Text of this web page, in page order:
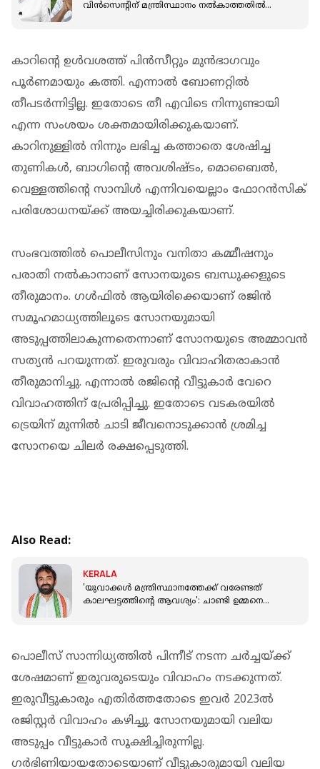
വിൻസെന്റിന് മന്ത്രിസ്ഥാനം നൽകാത്തതിൽ
കാറിന്റെ ഉള്‍വശത്ത് പിന്‍സീറ്റും മുന്‍ഭാഗവും
പൂര്‍ണമായും കത്തി. എന്നാല്‍ ബോണറ്റില്‍
തീപടര്‍ന്നിട്ടില്ല. ഇതോടെ തീ എവിടെ നിന്നുണ്ടായി
എന്ന സംശയം ശക്തമായിരിക്കുകയാണ്.
കാറിനുള്ളില്‍ നിന്നും ലഭിച്ച കത്താതെ ശേഷിച്ച
തുണികള്‍, ബാഗിന്റെ അവശിഷ്ടം, മൊബൈല്‍,
വെള്ളത്തിന്റെ സാമ്പിള്‍ എന്നിവയെല്ലാം ഫോറന്‍സിക്
പരിശോധനയ്ക്ക് അയച്ചിരിക്കുകയാണ്.
സംഭവത്തില്‍ പൊലീസിനും വനിതാ കമ്മീഷനും
പരാതി നല്‍കാനാണ് സോനയുടെ ബന്ധുക്കളുടെ
തീരുമാനം. ഗള്‍ഫില്‍ ആയിരിക്കെയാണ് രജിന്‍
സമൂഹമാധ്യത്തിലൂടെ സോനയുമായി
അടുപ്പത്തിലാകുന്നതെന്നാണ് സോനയുടെ അമ്മാവന്‍
സത്യന്‍ പറയുന്നത്. ഇരുവരും വിവാഹിതരാകാന്‍
തീരുമാനിച്ചു. എന്നാല്‍ രജിന്റെ വീട്ടുകാര്‍ വേറെ
വിവാഹത്തിന് പ്രേരിപ്പിച്ചു. ഇതോടെ വടകരയില്‍
ട്രെയിന് മുന്നില്‍ ചാടി ജീവനൊടുക്കാന്‍ ശ്രമിച്ച
സോനയെ ചിലര്‍ രക്ഷപ്പെടുത്തി.
Also Read:
KERALA
'യുവാക്കൾ മന്ത്രിസ്ഥാനത്തേക്ക് വരേണ്ടത്
കാലഘട്ടത്തിന്റെ ആവശ്യം': ചാണ്ടി ഉമ്മനെ
പൊലീസ് സാന്നിധ്യത്തില്‍ പിന്നീട് നടന്ന ചര്‍ച്ചയ്ക്ക്
ശേഷമാണ് ഇരുവരുടെയും വിവാഹം നടക്കുന്നത്.
ഇരുവീട്ടുകാരും എതിര്‍ത്തതോടെ ഇവര്‍ 2023ല്‍
രജിസ്റ്റര്‍ വിവാഹം കഴിച്ചു. സോനയുമായി വലിയ
അടുപ്പം വീട്ടുകാര്‍ സൂക്ഷിച്ചിരുന്നില്ല.
ഗര്‍ഭിണിയായതോടെയാണ് വീട്ടുകാരുമായി വലിയ